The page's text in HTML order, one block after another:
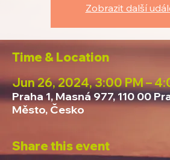
Zobrazit další
Time & Location
Jun 26, 2024, 3:00 PM –
Praha 1, Masná 977, 110 00
Město, Česko
Share this event